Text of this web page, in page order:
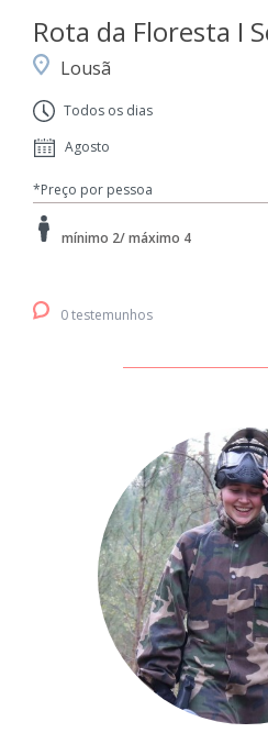
Rota da Floresta I
Lousã
Todos os dias
Agosto
*Preço por pessoa
mínimo 2/ máximo 4
0 testemunhos